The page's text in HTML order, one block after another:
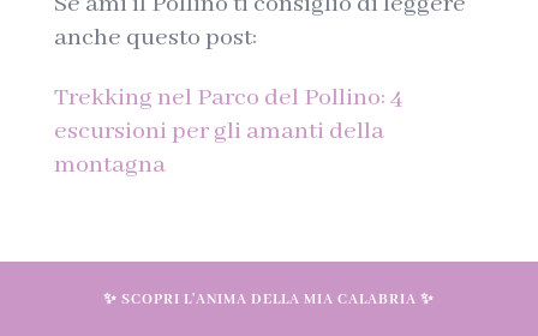
anche questo post:
Trekking nel Parco del Pollino: 4
escursioni per gli amanti della
montagna
Parco Regionale delle
✨ SCOPRI L'ANIMA DELLA MIA CALABRIA ✨